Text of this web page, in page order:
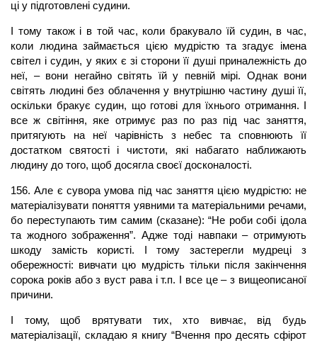
ці у підготовлені судини.
І тому також і в той час, коли бракувало їй судин, в час,
коли людина займається цією мудрістю та згадує імена
світел і судин, у яких є зі сторони її душі приналежність до
неї, – вони негайно світять їй у певній мірі. Однак вони
світять людині без облачення у внутрішню частину душі її,
оскільки бракує судин, що готові для їхнього отримання. І
все ж світіння, яке отримує раз по раз під час заняття,
притягують на неї чарівність з небес та сповнюють її
достатком святості і чистоти, які набагато наближають
людину до того, щоб досягла своєї досконалості.
156. Але є сувора умова під час заняття цією мудрістю: не
матеріалізувати поняття уявними та матеріальними речами,
бо переступають тим самим (сказане): “Не роби собі ідола
та жодного зображення”. Адже тоді навпаки – отримують
шкоду замість користі. І тому застерегли мудреці з
обережності: вивчати цю мудрість тільки після закінчення
сорока років або з вуст рава і т.п. І все це – з вищеописаної
причини.
І тому, щоб врятувати тих, хто вивчає, від будь
матеріалізації, складаю я книгу “Вчення про десять сфірот